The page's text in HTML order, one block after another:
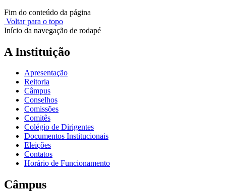
Fim do conteúdo da página
Voltar para o topo
Início da navegação de rodapé
A Instituição
Apresentação
Reitoria
Câmpus
Conselhos
Comissões
Comitês
Colégio de Dirigentes
Documentos Institucionais
Eleições
Contatos
Horário de Funcionamento
Câmpus